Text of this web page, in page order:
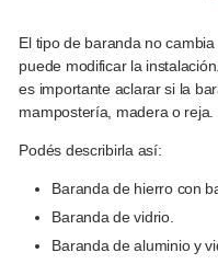
El tipo de baranda no
puede modificar la
es importante aclarar si la
mampostería, madera o reja.
Podés describirla así:
Baranda de hierro con
Baranda de vidrio.
Baranda de aluminio y